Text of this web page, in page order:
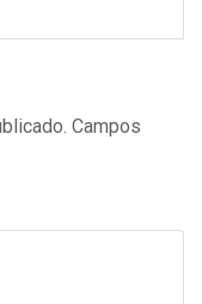
Campos